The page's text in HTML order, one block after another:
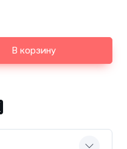
В корзину